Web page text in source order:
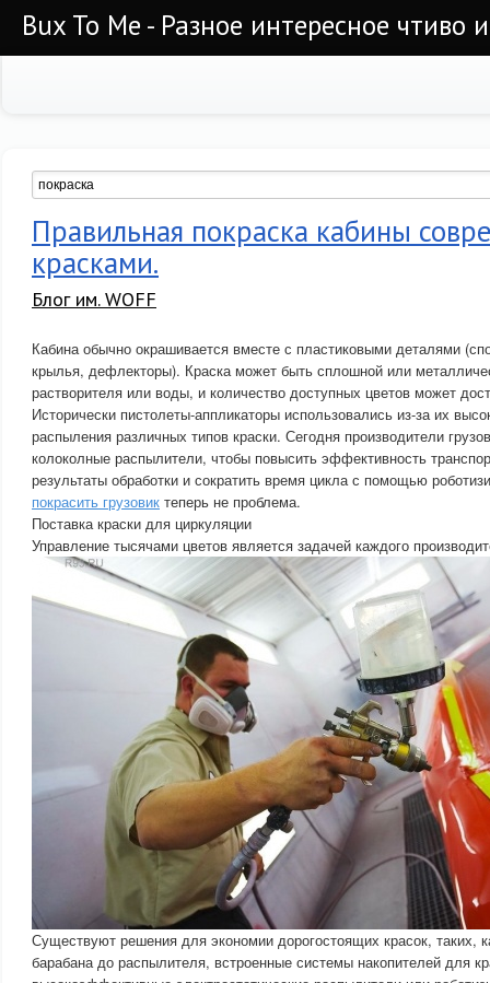
Bux To Me - Разное интересное чтиво
Правильная покраска кабины
красками.
Блог им. WOFF
Кабина обычно окрашивается вместе с пластиковыми деталями
крылья, дефлекторы). Краска может быть сплошной или
растворителя или воды, и количество доступных цветов может
Исторически пистолеты-аппликаторы использовались из-за их
распыления различных типов краски. Сегодня производители
колоколные распылители, чтобы повысить эффективность
результаты обработки и сократить время цикла с помощью
покрасить грузовик теперь не проблема.
Поставка краски для циркуляции
Управление тысячами цветов является задачей каждого
Существуют решения для экономии дорогостоящих красок, таких,
барабана до распылителя, встроенные системы накопителей для